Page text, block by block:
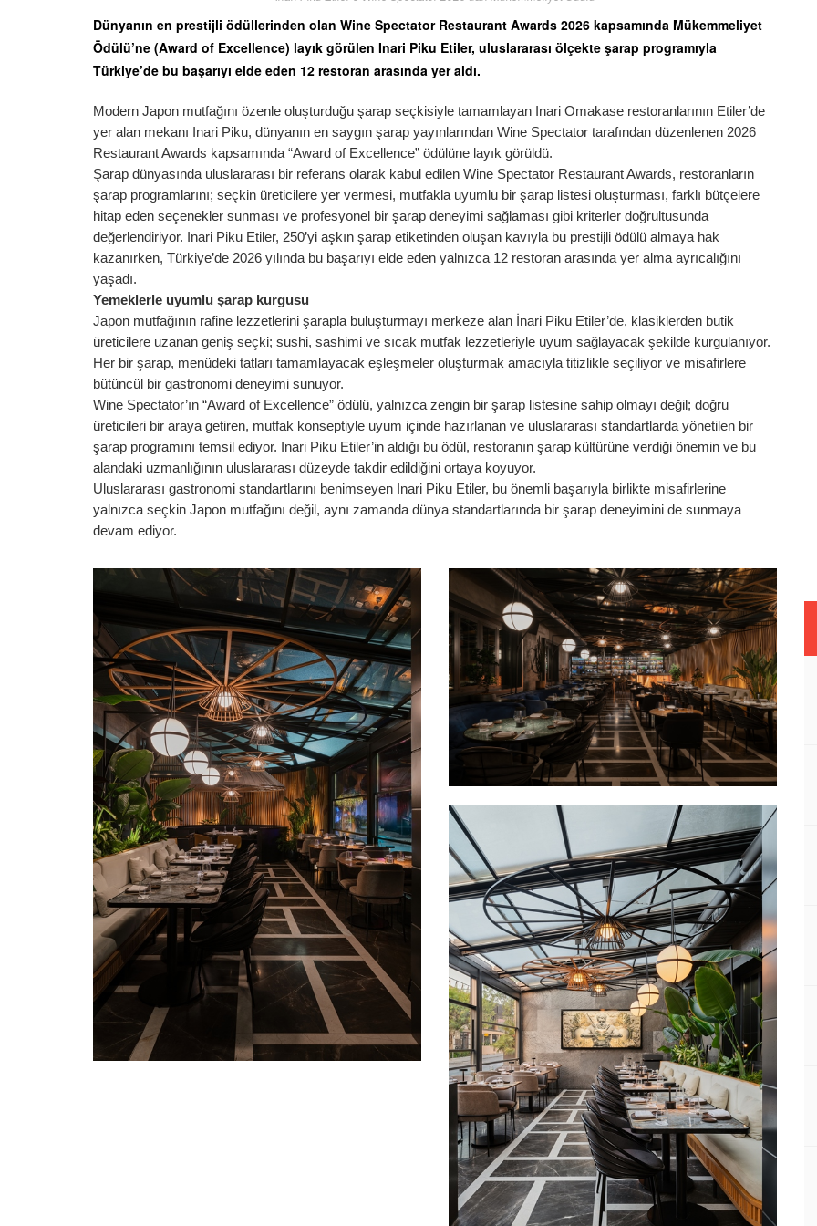
Dünyanın en prestijli ödüllerinden olan Wine Spectator Restaurant Awards 2026 kapsamında Mükemmeliyet
Ödülü’ne (Award of Excellence) layık görülen Inari Piku Etiler, uluslararası ölçekte şarap programıyla
Türkiye’de bu başarıyı elde eden 12 restoran arasında yer aldı.
Modern Japon mutfağını özenle oluşturduğu şarap seçkisiyle tamamlayan Inari Omakase restoranlarının Etiler’de
yer alan mekanı Inari Piku, dünyanın en saygın şarap yayınlarından Wine Spectator tarafından düzenlenen 2026
Restaurant Awards kapsamında “Award of Excellence” ödülüne layık görüldü.
Şarap dünyasında uluslararası bir referans olarak kabul edilen Wine Spectator Restaurant Awards, restoranların
şarap programlarını; seçkin üreticilere yer vermesi, mutfakla uyumlu bir şarap listesi oluşturması, farklı bütçelere
hitap eden seçenekler sunması ve profesyonel bir şarap deneyimi sağlaması gibi kriterler doğrultusunda
değerlendiriyor. Inari Piku Etiler, 250’yi aşkın şarap etiketinden oluşan kavıyla bu prestijli ödülü almaya hak
kazanırken, Türkiye’de 2026 yılında bu başarıyı elde eden yalnızca 12 restoran arasında yer alma ayrıcalığını
yaşadı.
Yemeklerle uyumlu şarap kurgusu
Japon mutfağının rafine lezzetlerini şarapla buluşturmayı merkeze alan İnari Piku Etiler’de, klasiklerden butik
üreticilere uzanan geniş seçki; sushi, sashimi ve sıcak mutfak lezzetleriyle uyum sağlayacak şekilde kurgulanıyor.
Her bir şarap, menüdeki tatları tamamlayacak eşleşmeler oluşturmak amacıyla titizlikle seçiliyor ve misafirlere
bütüncül bir gastronomi deneyimi sunuyor.
Wine Spectator’ın “Award of Excellence” ödülü, yalnızca zengin bir şarap listesine sahip olmayı değil; doğru
üreticileri bir araya getiren, mutfak konseptiyle uyum içinde hazırlanan ve uluslararası standartlarda yönetilen bir
şarap programını temsil ediyor. Inari Piku Etiler’in aldığı bu ödül, restoranın şarap kültürüne verdiği önemin ve bu
alandaki uzmanlığının uluslararası düzeyde takdir edildiğini ortaya koyuyor.
Uluslararası gastronomi standartlarını benimseyen Inari Piku Etiler, bu önemli başarıyla birlikte misafirlerine
yalnızca seçkin Japon mutfağını değil, aynı zamanda dünya standartlarında bir şarap deneyimini de sunmaya
devam ediyor.